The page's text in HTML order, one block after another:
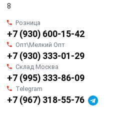
8
Розница
+7 (930) 600-15-42
Опт\Мелкий Опт
+7 (930) 333-01-29
Склад Москва
+7 (995) 333-86-09
Telegram
+7 (967) 318-55-76